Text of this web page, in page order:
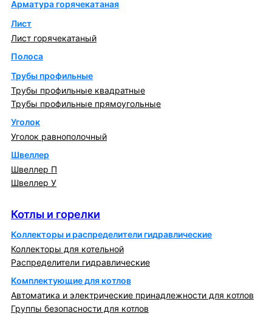
Арматура горячекатаная
Лист
Лист горячекатаный
Полоса
Трубы профильные
Трубы профильные квадратные
Трубы профильные прямоугольные
Уголок
Уголок равнополочный
Швеллер
Швеллер П
Швеллер У
Котлы и горелки
Коллекторы и распределители гидравлические
Коллекторы для котельной
Распределители гидравлические
Комплектующие для котлов
Автоматика и электрические принадлежности для котлов
Группы безопасности для котлов